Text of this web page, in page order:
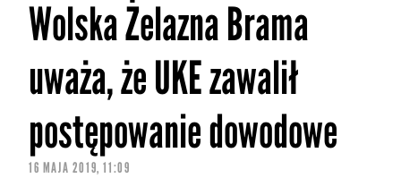
Wolska Żelazna Brama
uważa, że UKE zawalił
postępowanie dowodowe
16 MAJA 2019, 11:09